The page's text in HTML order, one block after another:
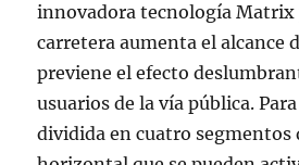
innovadora tecnología Matrix
carretera aumenta el alcance
previene el efecto
usuarios de la vía pública.
dividida en cuatro segmentos